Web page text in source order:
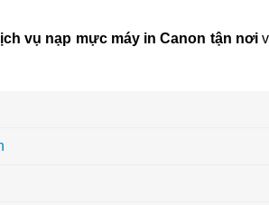
vụ nạp mực máy in Canon tận nơi